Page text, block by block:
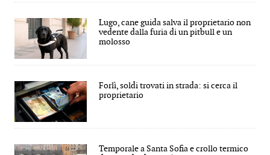
Lugo, cane guida salva il proprietario non
vedente dalla furia di un pitbull e un
molosso
Forlì, soldi trovati in strada: si cerca il
proprietario
Temporale a Santa Sofia e crollo termico